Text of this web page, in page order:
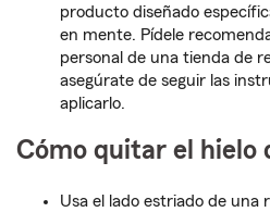
producto diseñado
en mente. Pídele
personal de una tienda de
asegúrate de seguir las
aplicarlo.
Cómo quitar el hielo
Usa el lado estriado de una